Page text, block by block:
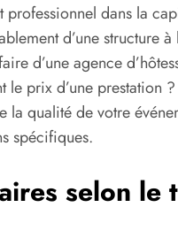
professionnel dans la
d’une structure
d’une agence
le prix d’une
la qualité de votre
spécifiques.
selon le